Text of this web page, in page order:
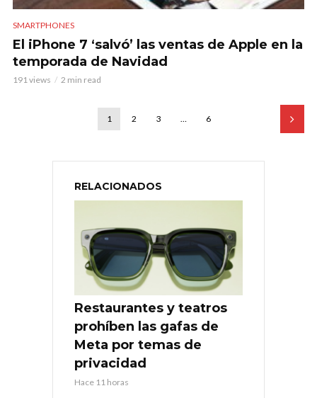
SMARTPHONES
El iPhone 7 ‘salvó’ las ventas de Apple en la
temporada de Navidad
191 views 2 min read
1 2 3 … 6
RELACIONADOS
Restaurantes y teatros
prohíben las gafas de
Meta por temas de
privacidad
Hace 11 horas